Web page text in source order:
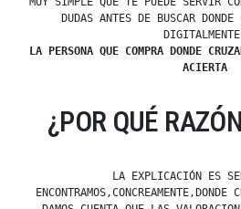
DUDAS ANTES DE BUSCAR DONDE
LA PERSONA QUE COMPRA DONDE
ACIERTA
¿POR QUÉ
LA EXPLICACIÓN ES